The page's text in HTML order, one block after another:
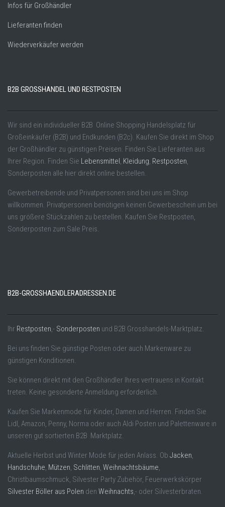
Infos für Großhändler
Lieferanten finden
Wiederverkäufer werden
B2B GROSSHANDEL UND RESTPOSTEN
Wir sind ein individueller B2B Online Shopping Handelsplatz für
Großeinkäufer (B2B) und Endkunden (B2c). Kaufen Sie direkt im Shop
der Großhändler zu günstigen Preisen. Finden Sie Lieferanten aus
Ihrer Region. Finden Sie Lebensmittel , Kleidung, Restposten,
Sonderposten alle hier direkt online bestellen.
Gewerbetreibende und Privatpersonen sind bei uns im Shop
willkommen. Privatpersonen benötigen keinen Gewerbeschein um bei
uns größere Stückzahlen zu bestellen. Kaufen Sie Restposten,
Sonderposten zum Sale Preis.
B2B-GROSSHAENDLERADRESSEN.DE
Ihr Restposten,- Sonderposten und B2B Grosshandels-Marktplatz.
Bei uns finden Sie günstige Posten oder auch Markenware zu
günstigen Konditionen.
Sie können direkt mit den Großhändler Ihres vertrauens in Kontakt
treten. Keine gesonderte Anmeldung erforderlich.
Kaufen Sie Markenmode für Kinder, Damen und Herren. Finden Sie
Lidl, Amazon, Penny, Norma oder auch Aldi Posten und Palettenware in
unseren gut sortierten B2B Marktplatz.
Aktuelle Herbst und Winter Mode für jeden Anlass. Ob Jacken,
Handschuhe, Mützen, Schlitten, Weihnachtsbäume,
Christbaumschmuck, Silvester Party Zubehör, Feuerwerkskörper
Silvester Böller aus Polen den Weihnachts,- oder Silvesterbraten.